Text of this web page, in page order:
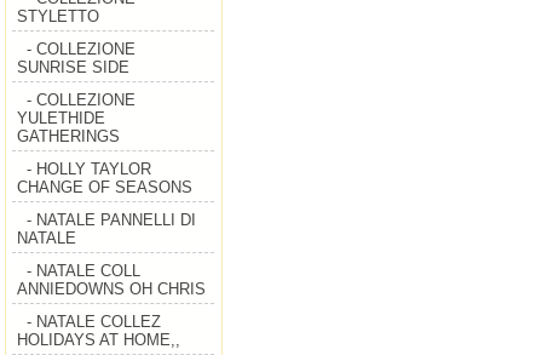
STYLETTO
- COLLEZIONE
SUNRISE SIDE
- COLLEZIONE
YULETHIDE
GATHERINGS
- HOLLY TAYLOR
CHANGE OF SEASONS
- NATALE PANNELLI DI
NATALE
- NATALE COLL
ANNIEDOWNS OH CHRIS
- NATALE COLLEZ
HOLIDAYS AT HOME,,